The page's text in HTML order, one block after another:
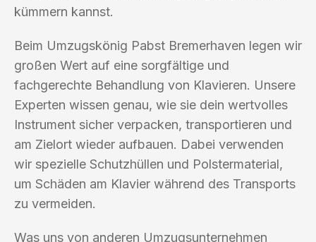
kümmern kannst.
Beim Umzugskönig Pabst Bremerhaven legen wir
großen Wert auf eine sorgfältige und
fachgerechte Behandlung von Klavieren. Unsere
Experten wissen genau, wie sie dein wertvolles
Instrument sicher verpacken, transportieren und
am Zielort wieder aufbauen. Dabei verwenden
wir spezielle Schutzhüllen und Polstermaterial,
um Schäden am Klavier während des Transports
zu vermeiden.
Was uns von anderen Umzugsunternehmen